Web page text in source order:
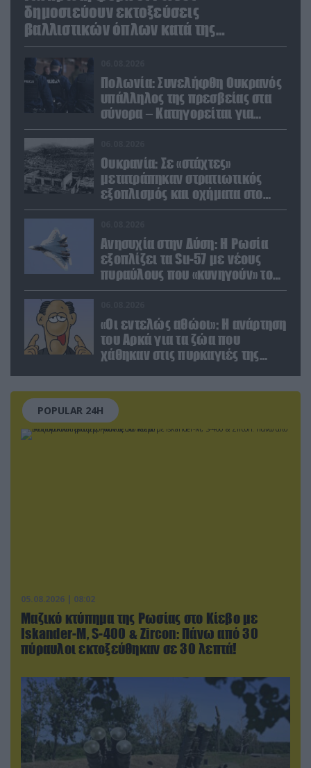
δημοσιεύουν εκτοξεύσεις
βαλλιστικών όπλων κατά της
Ουκρανίας
Πολωνία: Συνελήφθη Ουκρανός
υπάλληλος της πρεσβείας στα
σύνορα – Κατηγορείται για
μεταφορά μεγάλων ποσών και
Ουκρανία: Σε «στάχτες»
μετατράπηκαν στρατιωτικός
εξοπλισμός και οχήματα στο
Κίεβο μετά από ρωσικά
Ανησυχία στην Δύση: H Ρωσία
εξοπλίζει τα Su-57 με νέους
πυραύλους που «κυνηγούν» τον
στόχο μέσα από παρεμβολές!
«Οι εντελώς αθώοι»: Η ανάρτηση
του Αρκά για τα ζώα που
χάθηκαν στις πυρκαγιές της
POPULAR 24H
05.08.2026 | 08:02
Μαζικό κτύπημα της Ρωσίας στο Κίεβο με
Iskander-Μ, S-400 & Zircon: Πάνω από 30
πύραυλοι εκτοξεύθηκαν σε 30 λεπτά!